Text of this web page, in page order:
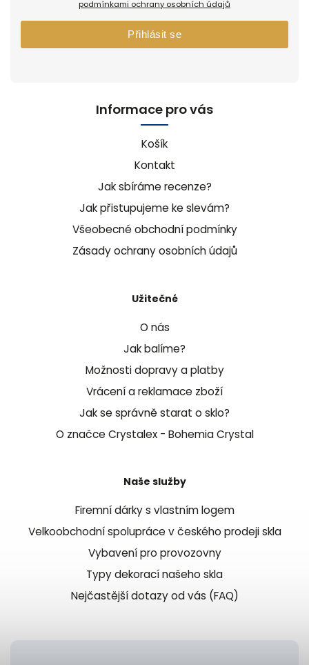
podmínkami ochrany osobních údajů
Přihlásit se
Informace pro vás
Košík
Kontakt
Jak sbíráme recenze?
Jak přistupujeme ke slevám?
Všeobecné obchodní podmínky
Zásady ochrany osobních údajů
Užitečné
O nás
Jak balíme?
Možnosti dopravy a platby
Vrácení a reklamace zboží
Jak se správně starat o sklo?
O značce Crystalex - Bohemia Crystal
Naše služby
Firemní dárky s vlastním logem
Velkoobchodní spolupráce v českého prodeji skla
Vybavení pro provozovny
Typy dekorací našeho skla
Nejčastější dotazy od vás (FAQ)